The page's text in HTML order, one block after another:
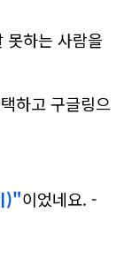
못하는 사람을
하고 구글링으
)"이었네요. -